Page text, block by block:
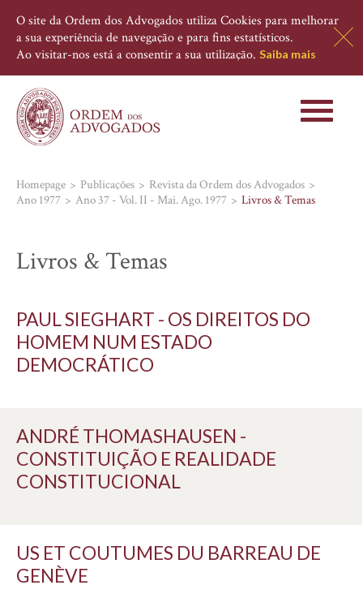
O site da Ordem dos Advogados utiliza Cookies para melhorar
a sua experiência de navegação e para fins estatísticos.
Ao visitar-nos está a consentir a sua utilização. Saiba mais
Toggle
Homepage Publicações
Revista da Ordem dos Advogados
Ano 1977
Ano 37 - Vol. II - Mai. Ago. 1977 Livros & Temas
Livros & Temas
PAUL SIEGHART - OS DIREITOS DO
HOMEM NUM ESTADO
DEMOCRÁTICO
ANDRÉ THOMASHAUSEN -
CONSTITUIÇÃO E REALIDADE
CONSTITUCIONAL
US ET COUTUMES DU BARREAU DE
GENÈVE